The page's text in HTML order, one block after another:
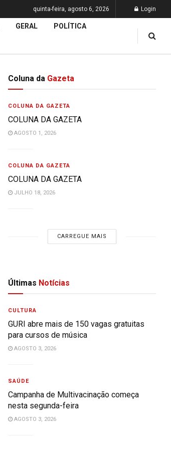
quinta-feira, agosto 6, 2026 Login
GERAL POLÍTICA
Coluna da Gazeta
COLUNA DA GAZETA
COLUNA DA GAZETA
AGOSTO 1, 2026
COLUNA DA GAZETA
COLUNA DA GAZETA
JULHO 18, 2026
CARREGUE MAIS
Últimas Notícias
CULTURA
GURI abre mais de 150 vagas gratuitas
para cursos de música
AGOSTO 3, 2026
SAÚDE
Campanha de Multivacinação começa
nesta segunda-feira
AGOSTO 3, 2026